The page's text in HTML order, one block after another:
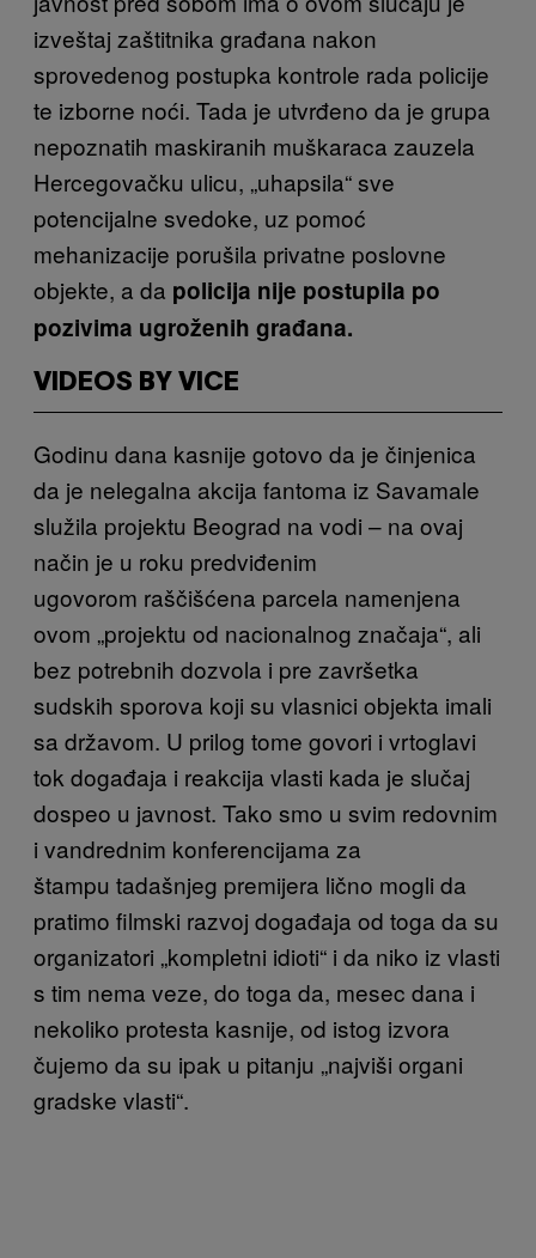
izveštaj zaštitnika građana nakon
sprovedenog postupka kontrole rada policije
te izborne noći. Tada je utvrđeno da je grupa
nepoznatih maskiranih muškaraca zauzela
Hercegovačku ulicu, „uhapsila“ sve
potencijalne svedoke, uz pomoć
mehanizacije porušila privatne poslovne
objekte, a da policija nije postupila po
pozivima ugroženih građana.
VIDEOS BY VICE
Godinu dana kasnije gotovo da je činjenica
da je nelegalna akcija fantoma iz Savamale
služila projektu Beograd na vodi – na ovaj
način je u roku predviđenim
ugovorom raščišćena parcela namenjena
ovom „projektu od nacionalnog značaja“, ali
bez potrebnih dozvola i pre završetka
sudskih sporova koji su vlasnici objekta imali
sa državom. U prilog tome govori i vrtoglavi
tok događaja i reakcija vlasti kada je slučaj
dospeo u javnost. Tako smo u svim redovnim
i vandrednim konferencijama za
štampu tadašnjeg premijera lično mogli da
pratimo filmski razvoj događaja od toga da su
organizatori „kompletni idioti“ i da niko iz vlasti
s tim nema veze, do toga da, mesec dana i
nekoliko protesta kasnije, od istog izvora
čujemo da su ipak u pitanju „najviši organi
gradske vlasti“.